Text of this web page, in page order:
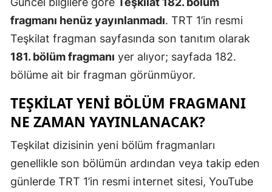
fragmanı henüz yayınlanmadı. TRT 1’in resmi
Teşkilat fragman sayfasında son tanıtım olarak
181. bölüm fragmanı yer alıyor; sayfada 182.
bölüme ait bir fragman görünmüyor.
TEŞKILAT YENI BÖLÜM FRAGMANI
NE ZAMAN YAYINLANACAK?
Teşkilat dizisinin yeni bölüm fragmanları
genellikle son bölümün ardından veya takip eden
günlerde TRT 1’in resmi internet sitesi, YouTube